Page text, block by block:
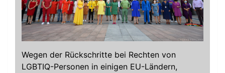
Wegen der Rückschritte bei Rechten von
LGBTIQ-Personen in einigen EU-Ländern,